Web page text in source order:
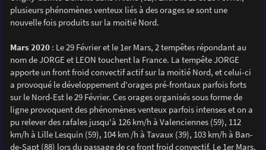
plusieurs phénomènes venteux liés à des orages se sont une
nouvelle fois produits sur la moitié Nord.
Mars 2020: Le 29 Février et le 1er Mars, 2 tempêtes répondant au
nom de JORGE et LEON touchent la France. La tempête JORGE
apporte un front froid convectif actif sur la moitié Nord, et celui-ci
a provoqué le développement d'orages pré-frontaux parfois forts
sur le Nord-Est le 29 Février. Ces orages organisés sous forme de
ligne provoquent des phénomènes venteux parfois intenses et on a
pu relever des rafales jusqu'à 126 km/h à Valenciennes (59), 112
km/h à Lille Lesquin (59), 104 km /h à Tavaux (39), 103 km/h à Ban-
de-Sapt (88) lors du passage de ce front froid convectif. Le 1er Mars,